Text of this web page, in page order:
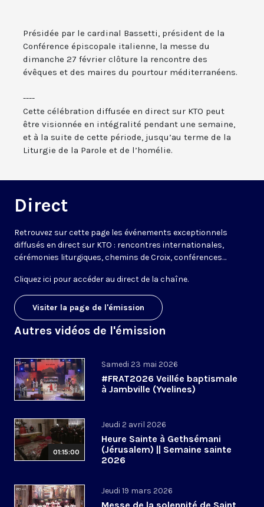
Présidée par le cardinal Bassetti, président de la
Conférence épiscopale italienne, la messe du
dimanche 27 février clôture la rencontre des
évêques et des maires du pourtour méditerranéens.
----
Cette célébration diffusée en direct sur KTO peut
être visionnée en intégralité pendant une semaine,
et à la suite de cette période, jusqu’au terme de la
Liturgie de la Parole et de l’homélie.
Direct
Retrouvez sur cette page les événements exceptionnels
diffusés en direct sur KTO : rencontres internationales,
cérémonies liturgiques, chemins de Croix, conférences…
Cliquez ici pour accéder au direct de la chaîne.
Visiter la page de l'émission
Autres vidéos de l'émission
Samedi 23 mai 2026
#FRAT2026 Veillée baptismale
à Jambville (Yvelines)
01:15:00
Jeudi 2 avril 2026
Heure Sainte à Gethsémani
(Jérusalem) || Semaine sainte
2026
Jeudi 19 mars 2026